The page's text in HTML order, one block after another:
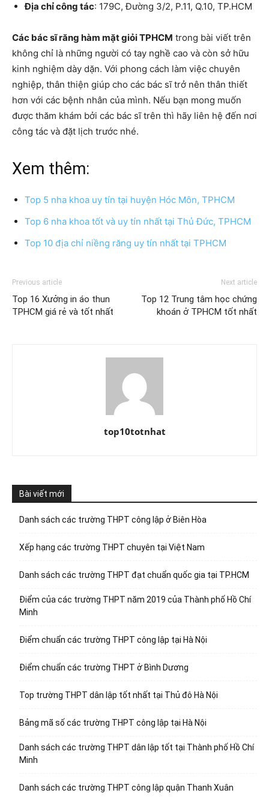
Địa chỉ công tác: 179C, Đường 3/2, P.11, Q.10, TP.HCM
Các bác sĩ răng hàm mặt giỏi TPHCM trong bài viết trên
không chỉ là những người có tay nghề cao và còn sở hữu
kinh nghiệm dày dặn. Với phong cách làm việc chuyên
nghiệp, thân thiện giúp cho các bác sĩ trở nên thân thiết
hơn với các bệnh nhân của mình. Nếu bạn mong muốn
được thăm khám bởi các bác sĩ trên thì hãy liên hệ đến nơi
công tác và đặt lịch trước nhé.
Xem thêm:
Top 5 nha khoa uy tín tại huyện Hóc Môn, TPHCM
Top 6 nha khoa tốt và uy tín nhất tại Thủ Đức, TPHCM
Top 10 địa chỉ niềng răng uy tín nhất tại TPHCM
Previous article
Top 16 Xưởng in áo thun
TPHCM giá rẻ và tốt nhất
Next article
Top 12 Trung tâm học chứng
khoán ở TPHCM tốt nhất
top10totnhat
Bài viết mới
Danh sách các trường THPT công lập ở Biên Hòa
Xếp hạng các trường THPT chuyên tại Việt Nam
Danh sách các trường THPT đạt chuẩn quốc gia tại TP.HCM
Điểm của các trường THPT năm 2019 của Thành phố Hồ Chí
Minh
Điểm chuẩn các trường THPT công lập tại Hà Nội
Điểm chuẩn các trường THPT ở Bình Dương
Top trường THPT dân lập tốt nhất tại Thủ đô Hà Nội
Bảng mã số các trường THPT công lập tại Hà Nội
Danh sách các trường THPT dân lập tốt tại Thành phố Hồ Chí
Minh
Danh sách các trường THPT công lập quận Thanh Xuân